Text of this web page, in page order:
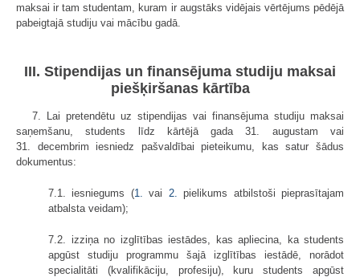
maksai ir tam studentam, kuram ir augstāks vidējais vērtējums pēdējā
pabeigtajā studiju vai mācību gadā.
III. Stipendijas un finansējuma studiju maksai
piešķiršanas kārtība
7. Lai pretendētu uz stipendijas vai finansējuma studiju maksai
saņemšanu, students līdz kārtējā gada 31. augustam vai
31. decembrim iesniedz pašvaldībai pieteikumu, kas satur šādus
dokumentus:
7.1. iesniegums (1.vai 2.
pielikums atbilstoši pieprasītajam
atbalsta veidam);
7.2. izziņa no izglītības iestādes, kas apliecina, ka students
apgūst studiju programmu šajā izglītības iestādē, norādot
specialitāti (kvalifikāciju, profesiju), kuru students apgūst